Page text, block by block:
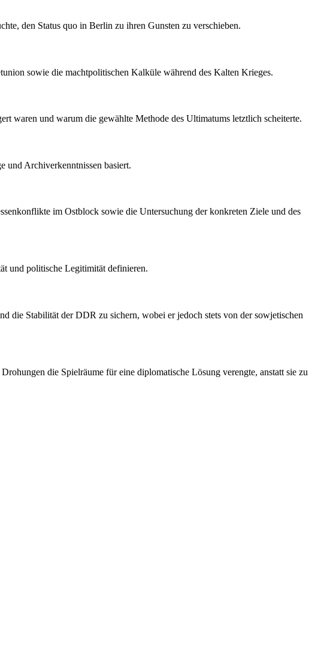
den Status quo in Berlin zu ihren Gunsten zu verschieben.
sowie die machtpolitischen Kalküle während des Kalten Krieges.
waren und warum die gewählte Methode des Ultimatums letztlich scheiterte.
und Archiverkenntnissen basiert.
im Ostblock sowie die Untersuchung der konkreten Ziele und des
und politische Legitimität definieren.
die Stabilität der DDR zu sichern, wobei er jedoch stets von der sowjetischen
die Spielräume für eine diplomatische Lösung verengte, anstatt sie zu